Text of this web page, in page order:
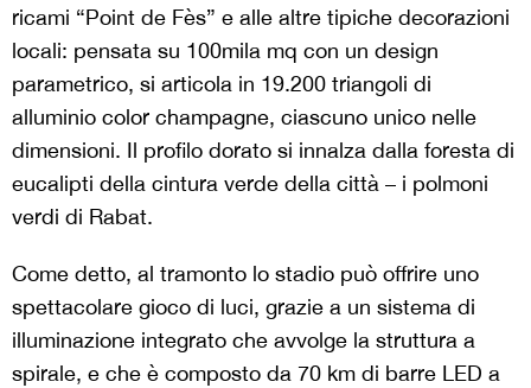
ricami “Point de Fès” e alle altre tipiche decorazioni
locali: pensata su 100mila mq con un design
parametrico, si articola in 19.200 triangoli di
alluminio color champagne, ciascuno unico nelle
dimensioni. Il profilo dorato si innalza dalla foresta di
eucalipti della cintura verde della città – i polmoni
verdi di Rabat.
Come detto, al tramonto lo stadio può offrire uno
spettacolare gioco di luci, grazie a un sistema di
illuminazione integrato che avvolge la struttura a
spirale, e che è composto da 70 km di barre LED a